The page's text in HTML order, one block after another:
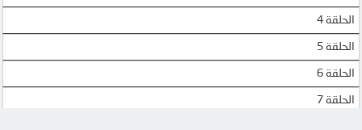
الحلقة 4
الحلقة 5
الحلقة 6
الحلقة 7